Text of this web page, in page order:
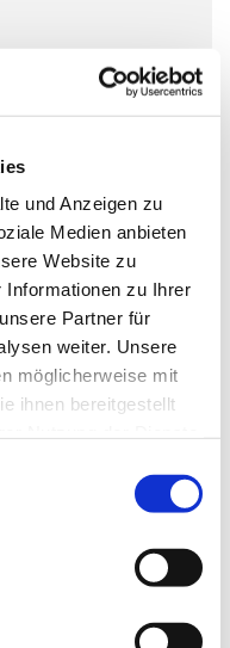
und Anzeigen zu
Medien anbieten
Website zu
Informationen zu Ihrer
Partner für
weiter. Unsere
möglicherweise mit
ihnen bereitgestellt